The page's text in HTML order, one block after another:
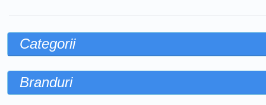
Categorii
Branduri